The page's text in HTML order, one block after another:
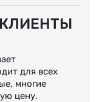
для всех
многие
цену.